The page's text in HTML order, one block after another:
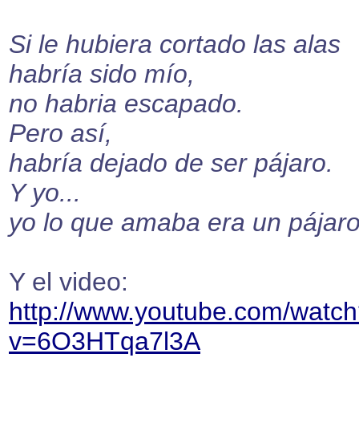
Si le hubiera cortado las alas
habría sido mío,
no habria escapado.
Pero así,
habría dejado de ser pájaro.
Y yo...
yo lo que amaba era un
Y el video:
http://www.youtube.com/
v=6O3HTqa7l3A